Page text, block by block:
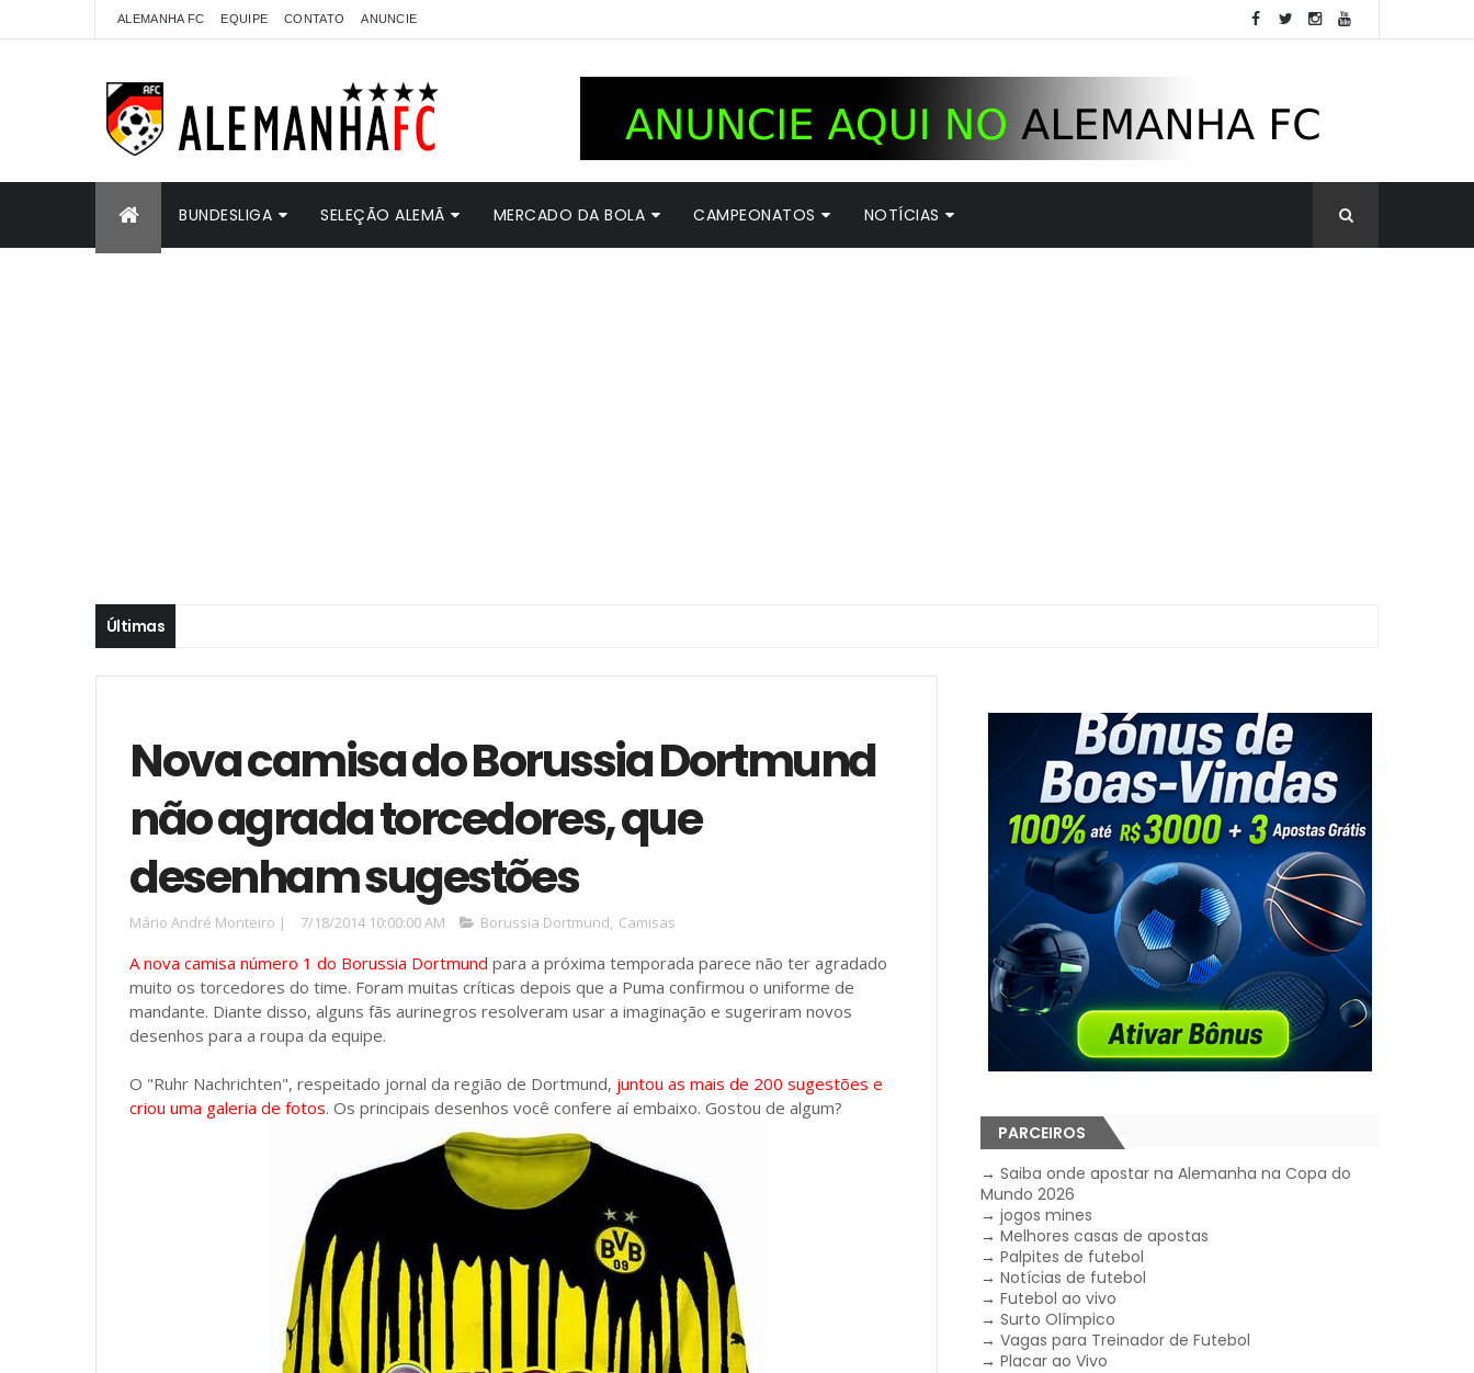
ALEMANHA FC EQUIPE CONTATO ANUNCIE
BUNDESLIGA SELEÇÃO ALEMÃ MERCADO DA BOLA CAMPEONATOS NOTÍCIAS
Últimas
Nova camisa do Borussia Dortmund
não agrada torcedores, que
desenham sugestões
Mário André Monteiro | 7/18/2014 10:00:00 AM Borussia Dortmund, Camisas
A nova camisa número 1 do Borussia Dortmund para a próxima temporada parece não ter agradado
muito os torcedores do time. Foram muitas críticas depois que a Puma confirmou o uniforme de
mandante. Diante disso, alguns fãs aurinegros resolveram usar a imaginação e sugeriram novos
desenhos para a roupa da equipe.
O "Ruhr Nachrichten", respeitado jornal da região de Dortmund, juntou as mais de 200 sugestões e
criou uma galeria de fotos. Os principais desenhos você confere aí embaixo. Gostou de algum?
PARCEIROS
→Saiba onde apostar na Alemanha na Copa do
Mundo 2026
→jogos mines
→Melhores casas de apostas
→Palpites de futebol
→Notícias de futebol
→Futebol ao vivo
→Surto Olímpico
→Vagas para Treinador de Futebol
→Placar ao Vivo